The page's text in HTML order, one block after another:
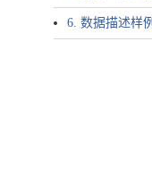
6. 数据描述样例